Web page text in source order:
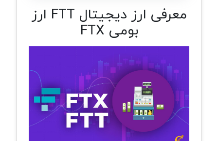
معرفی ارز دیجیتال FTT ارز
بومی FTX